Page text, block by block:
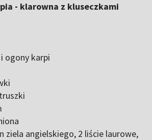
- klarowna z kluseczkami
ogony karpi
ziela angielskiego, 2 liście laurowe,